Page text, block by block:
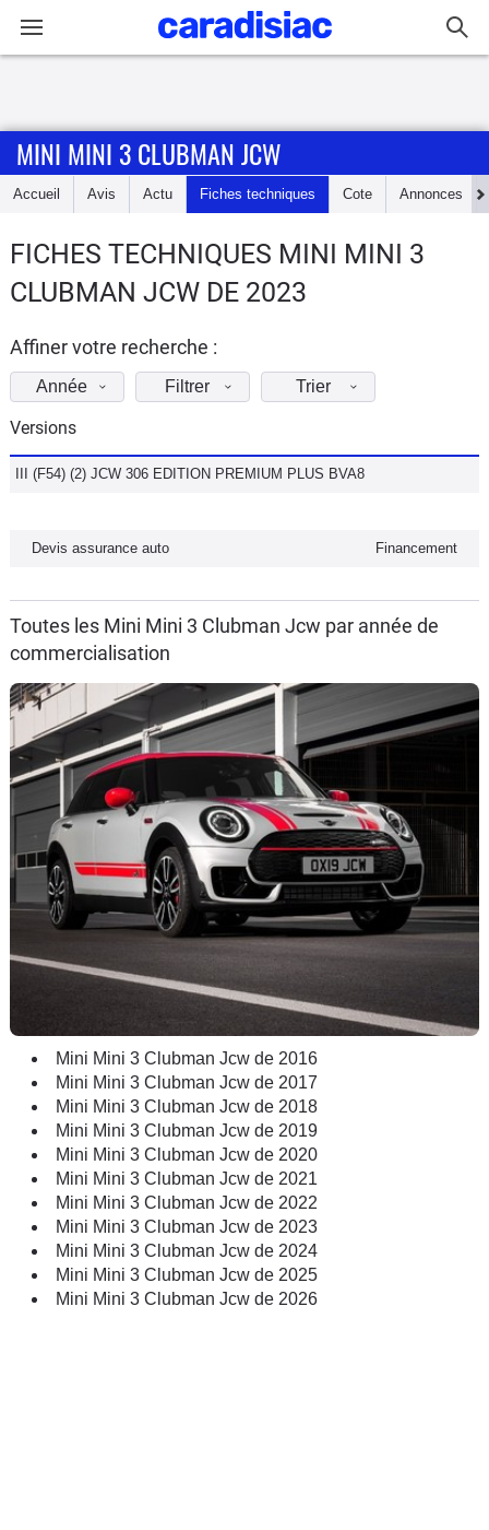
Accueil
Essais
d'achat
Electriques
Utilitaires
Auto
Services
Forum
Moto
Marques
MINI MINI 3 CLUBMAN JCW
Accueil Avis Actu Fiches techniques Cote Annonces
FICHES TECHNIQUES MINI MINI 3
CLUBMAN JCW DE 2023
Affiner votre recherche :
Année Filtrer Trier
Versions
III (F54) (2) JCW 306 EDITION PREMIUM PLUS BVA8
Devis assurance auto Financement
Toutes les Mini Mini 3 Clubman Jcw par année de
commercialisation
Mini Mini 3 Clubman Jcw de 2016
Mini Mini 3 Clubman Jcw de 2017
Mini Mini 3 Clubman Jcw de 2018
Mini Mini 3 Clubman Jcw de 2019
Mini Mini 3 Clubman Jcw de 2020
Mini Mini 3 Clubman Jcw de 2021
Mini Mini 3 Clubman Jcw de 2022
Mini Mini 3 Clubman Jcw de 2023
Mini Mini 3 Clubman Jcw de 2024
Mini Mini 3 Clubman Jcw de 2025
Mini Mini 3 Clubman Jcw de 2026